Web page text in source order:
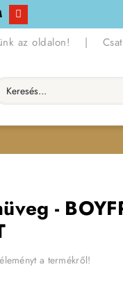
az oldalon! |
-
a termékről!